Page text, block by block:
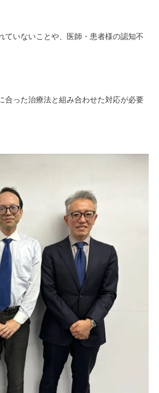
ていないことや、医師・患者様の認知不
合った治療法と組み合わせた対応が必要